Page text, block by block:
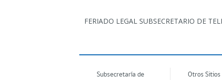
FERIADO LEGAL SUBSECRETARIO DE
Subsecretaría de
Otros